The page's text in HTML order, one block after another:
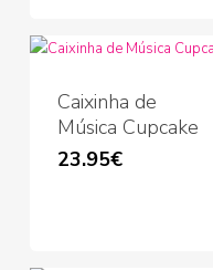
Caixinha de
Música Cupcake
23.95€